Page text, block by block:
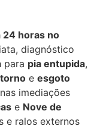
horas no
diagnóstico
para pia entupida,
e esgoto
imediações
e Nove de
e ralos externos